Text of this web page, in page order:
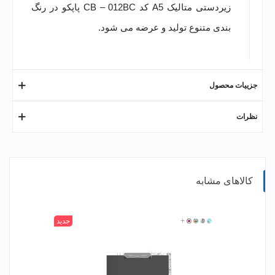
زیردستی متالیک A5کد CB – 012BC پاپکو در رنگ
بندی متنوع تولید و عرضه می شود.
جزییات محصول
نظرات
کالاهای مشابه
305
304
303
302
+ جدید